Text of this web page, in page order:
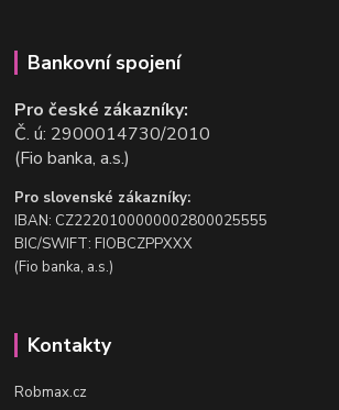
Bankovní spojení
Pro české zákazníky:
Č. ú: 2900014730/2010
(Fio banka, a.s.)
Pro slovenské zákazníky:
IBAN: CZ2220100000002800025555
BIC/SWIFT: FIOBCZPPXXX
(Fio banka, a.s.)
Kontakty
Robmax.cz